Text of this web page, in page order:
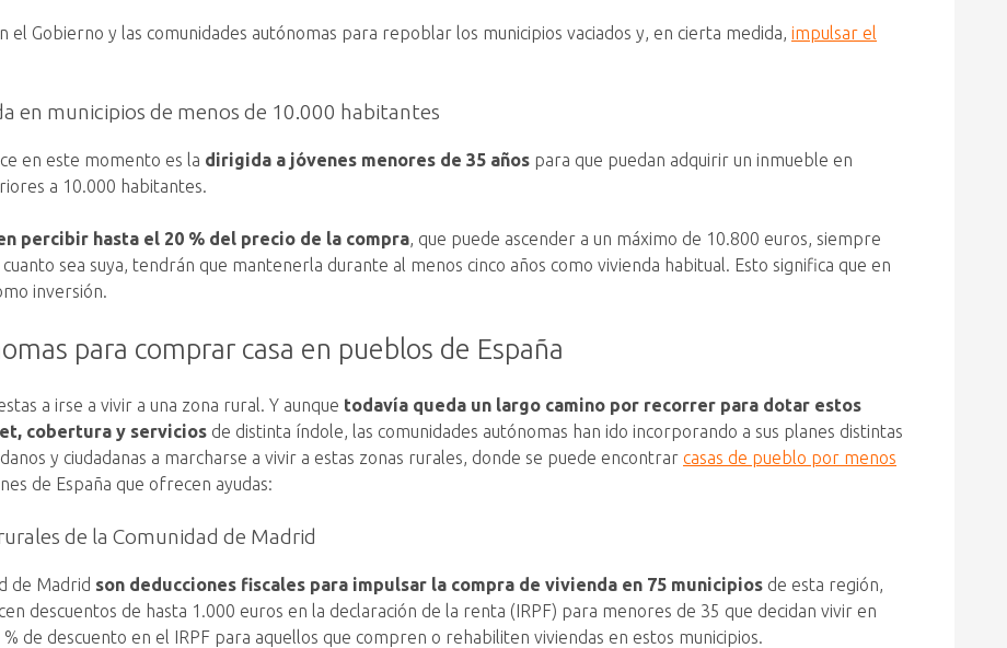
el Gobierno y las comunidades autónomas para repoblar los municipios vaciados y, en cierta medida, impulsar el
en municipios de menos de 10.000 habitantes
en este momento es la dirigida a jóvenes menores de 35 años para que puedan adquirir un inmueble en
a 10.000 habitantes.
percibir hasta el 20 % del precio de la compra, que puede ascender a un máximo de 10.800 euros, siempre
sea suya, tendrán que mantenerla durante al menos cinco años como vivienda habitual. Esto significa que en
inversión.
para comprar casa en pueblos de España
a irse a vivir a una zona rural. Y aunque todavía queda un largo camino por recorrer para dotar estos
cobertura y servicios de distinta índole, las comunidades autónomas han ido incorporando a sus planes distintas
y ciudadanas a marcharse a vivir a estas zonas rurales, donde se puede encontrar casas de pueblo por menos
de España que ofrecen ayudas:
de la Comunidad de Madrid
de Madrid son deducciones fiscales para impulsar la compra de vivienda en 75 municipios de esta región,
descuentos de hasta 1.000 euros en la declaración de la renta (IRPF) para menores de 35 que decidan vivir en
de descuento en el IRPF para aquellos que compren o rehabiliten viviendas en estos municipios.